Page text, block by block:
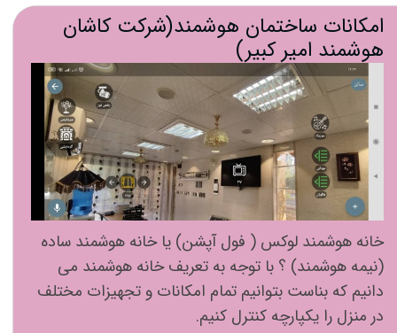
امکانات ساختمان هوشمند(شرکت کاشان
هوشمند امیر کبیر)
خانه هوشمند لوکس ( فول آپشن) یا خانه هوشمند ساده
(نیمه هوشمند) ؟ با توجه به تعریف خانه هوشمند می
دانیم که بناست بتوانیم تمام امکانات و تجهیزات مختلف
در منزل را یکپارچه کنترل کنیم.